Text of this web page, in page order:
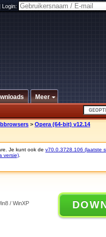
Login:
Meer
> Opera (64-bit) v12.14
Je kunt ook de v70.0.3728.106 (laatste
versie)
/ WinXP